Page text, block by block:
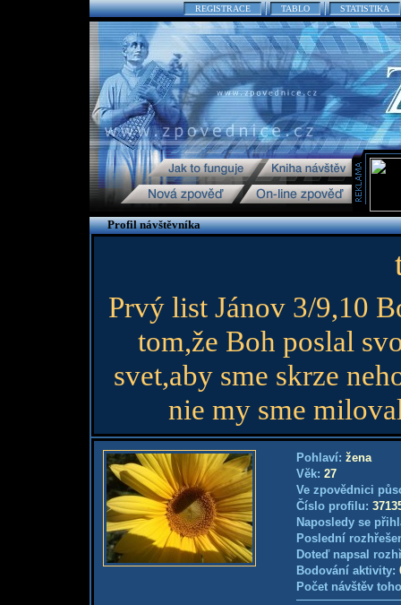
REGISTRACE TABLO STATISTIKA
Profil návštěvníka
Prvý list Jánov 3/9,10
tom,že Boh poslal
svet,aby sme skrze
nie my sme
Pohlaví: žena
Věk: 27
Ve zpovědnici
Číslo profilu:
Naposledy se
Poslední
Doteď napsal
Bodování aktivity:
Počet návštěv